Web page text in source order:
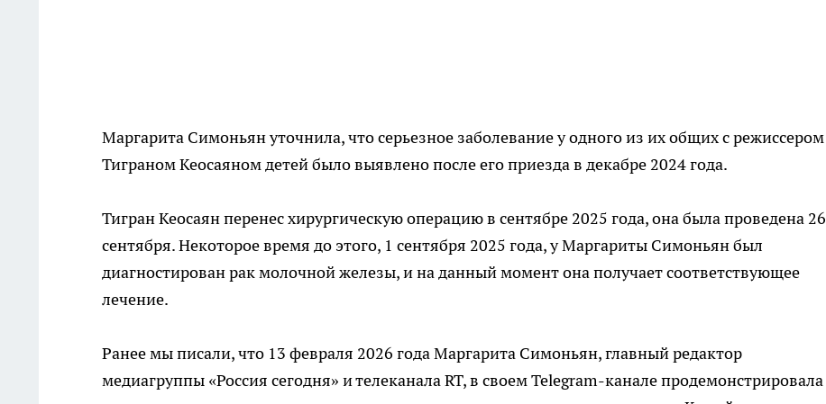
Маргарита Симоньян уточнила, что серьезное заболевание у одного из их общих с режиссером
Тиграном Кеосаяном детей было выявлено после его приезда в декабре 2024 года.
Тигран Кеосаян перенес хирургическую операцию в сентябре 2025 года, она была проведена 26
сентября. Некоторое время до этого, 1 сентября 2025 года, у Маргариты Симоньян был
диагностирован рак молочной железы, и на данный момент она получает соответствующее
лечение.
Ранее мы писали, что 13 февраля 2026 года Маргарита Симоньян, главный редактор
медиагруппы «Россия сегодня» и телеканала RT, в своем Telegram-канале продемонстрировала